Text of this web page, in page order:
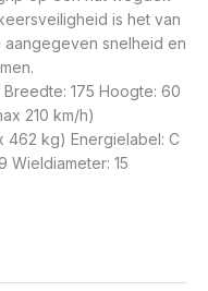
is het van
snelheid en
175 Hoogte: 60
210 km/h)
462 kg) Energielabel: C
Wieldiameter: 15